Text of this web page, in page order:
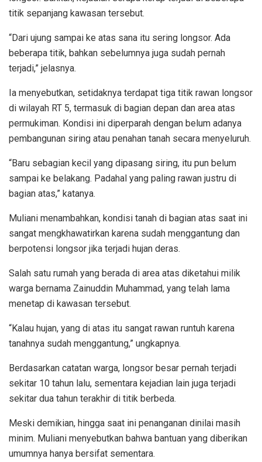
titik sepanjang kawasan tersebut.
“Dari ujung sampai ke atas sana itu sering longsor. Ada
beberapa titik, bahkan sebelumnya juga sudah pernah
terjadi,” jelasnya.
Ia menyebutkan, setidaknya terdapat tiga titik rawan longsor
di wilayah RT 5, termasuk di bagian depan dan area atas
permukiman. Kondisi ini diperparah dengan belum adanya
pembangunan siring atau penahan tanah secara menyeluruh.
“Baru sebagian kecil yang dipasang siring, itu pun belum
sampai ke belakang. Padahal yang paling rawan justru di
bagian atas,” katanya.
Muliani menambahkan, kondisi tanah di bagian atas saat ini
sangat mengkhawatirkan karena sudah menggantung dan
berpotensi longsor jika terjadi hujan deras.
Salah satu rumah yang berada di area atas diketahui milik
warga bernama Zainuddin Muhammad, yang telah lama
menetap di kawasan tersebut.
“Kalau hujan, yang di atas itu sangat rawan runtuh karena
tanahnya sudah menggantung,” ungkapnya.
Berdasarkan catatan warga, longsor besar pernah terjadi
sekitar 10 tahun lalu, sementara kejadian lain juga terjadi
sekitar dua tahun terakhir di titik berbeda.
Meski demikian, hingga saat ini penanganan dinilai masih
minim. Muliani menyebutkan bahwa bantuan yang diberikan
umumnya hanya bersifat sementara.